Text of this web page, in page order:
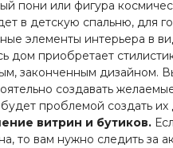
пони или фигура
в детскую спальню, для
элементы интерьера в
дом приобретает
законченным дизайном.
создавать
проблемой создать их
витрин и бутиков.
то вам нужно следить за